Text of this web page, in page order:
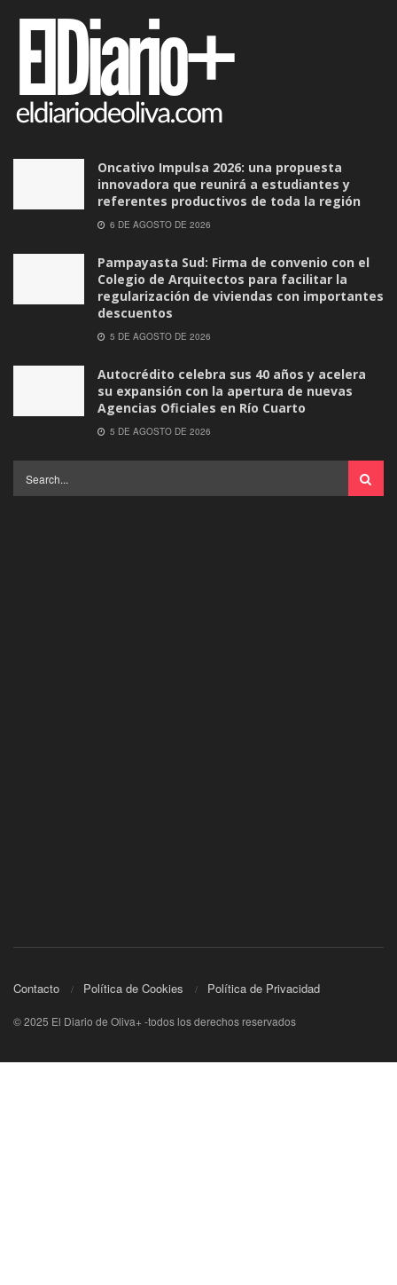
Oncativo Impulsa 2026: una propuesta
innovadora que reunirá a estudiantes y
referentes productivos de toda la región
6 DE AGOSTO DE 2026
Pampayasta Sud: Firma de convenio con el
Colegio de Arquitectos para facilitar la
regularización de viviendas con importantes
descuentos
5 DE AGOSTO DE 2026
Autocrédito celebra sus 40 años y acelera
su expansión con la apertura de nuevas
Agencias Oficiales en Río Cuarto
5 DE AGOSTO DE 2026
Contacto Política de Cookies Política de Privacidad
© 2025 El Diario de Oliva+ -todos los derechos reservados